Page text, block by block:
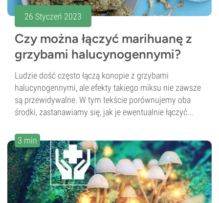
26 Styczeń 2023
Czy można łączyć marihuanę z
grzybami halucynogennymi?
Ludzie dość często łączą konopie z grzybami
halucynogennymi, ale efekty takiego miksu nie zawsze
są przewidywalne. W tym tekście porównujemy oba
środki, zastanawiamy się, jak je ewentualnie łączyć...
3 min